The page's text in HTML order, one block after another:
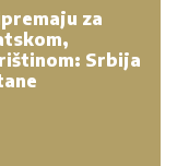
za
Srbija